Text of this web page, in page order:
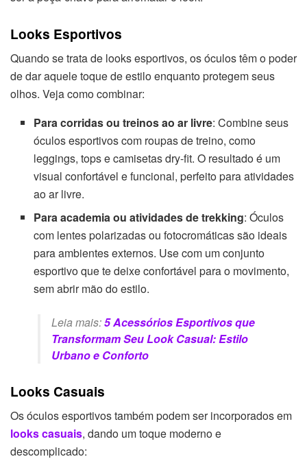
Looks Esportivos
Quando se trata de looks esportivos, os óculos têm o poder
de dar aquele toque de estilo enquanto protegem seus
olhos. Veja como combinar:
Para corridas ou treinos ao ar livre: Combine seus
óculos esportivos com roupas de treino, como
leggings, tops e camisetas dry-fit. O resultado é um
visual confortável e funcional, perfeito para atividades
ao ar livre.
Para academia ou atividades de trekking: Óculos
com lentes polarizadas ou fotocromáticas são ideais
para ambientes externos. Use com um conjunto
esportivo que te deixe confortável para o movimento,
sem abrir mão do estilo.
Leia mais:5 Acessórios Esportivos que
Transformam Seu Look Casual: Estilo
Urbano e Conforto
Looks Casuais
Os óculos esportivos também podem ser incorporados em
looks casuais, dando um toque moderno e
descomplicado: